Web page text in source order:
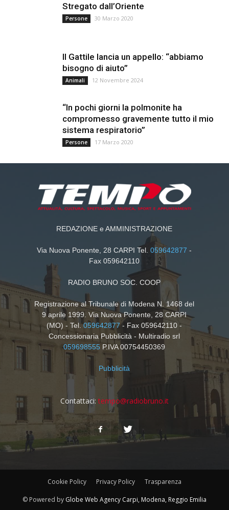
Stregato dall’Oriente
Persone 30 Marzo 2020
Il Gattile lancia un appello: “abbiamo
bisogno di aiuto”
Animali 12 Novembre 2024
“In pochi giorni la polmonite ha
compromesso gravemente tutto il mio
sistema respiratorio”
Persone 17 Marzo 2020
REDAZIONE e AMMINISTRAZIONE
Via Nuova Ponente, 28 CARPI Tel.059642877 -
Fax 059642110
RADIO BRUNO SOC. COOP
Registrazione al Tribunale di Modena N. 1468 del
9 aprile 1999. Via Nuova Ponente, 28 CARPI
(MO) - Tel.059642877- Fax 059642110 -
Concessionaria Pubblicità - Multiradio srl
059698555 P.IVA 00754450369
Pubblicità
Contattaci: tempo@radiobruno.it
Cookie Policy Privacy Policy Trasparenza
© Powered by Globe Web Agency Carpi, Modena, Reggio Emilia